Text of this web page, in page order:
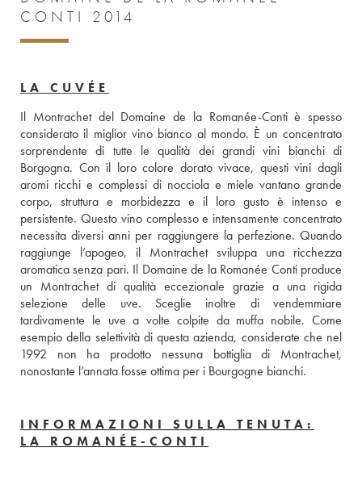
CONTI 2014
LA CUVÉE
Il Montrachet del Domaine de la Romanée-Conti è spesso
considerato il miglior vino bianco al mondo. È un concentrato
sorprendente di tutte le qualità dei grandi vini bianchi di
Borgogna. Con il loro colore dorato vivace, questi vini dagli
aromi ricchi e complessi di nocciola e miele vantano grande
corpo, struttura e morbidezza e il loro gusto è intenso e
persistente. Questo vino complesso e intensamente concentrato
necessita diversi anni per raggiungere la perfezione. Quando
raggiunge l’apogeo, il Montrachet sviluppa una ricchezza
aromatica senza pari. Il Domaine de la Romanée Conti produce
un Montrachet di qualità eccezionale grazie a una rigida
selezione delle uve. Sceglie inoltre di vendemmiare
tardivamente le uve a volte colpite da muffa nobile. Come
esempio della selettività di questa azienda, considerate che nel
1992 non ha prodotto nessuna bottiglia di Montrachet,
nonostante l’annata fosse ottima per i Bourgogne bianchi.
INFORMAZIONI SULLA TENUTA:
LA ROMANÉE-CONTI